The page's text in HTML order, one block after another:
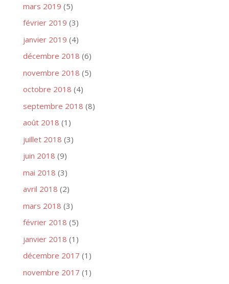
mars 2019 (5)
février 2019 (3)
janvier 2019 (4)
décembre 2018 (6)
novembre 2018 (5)
octobre 2018 (4)
septembre 2018 (8)
août 2018 (1)
juillet 2018 (3)
juin 2018 (9)
mai 2018 (3)
avril 2018 (2)
mars 2018 (3)
février 2018 (5)
janvier 2018 (1)
décembre 2017 (1)
novembre 2017 (1)